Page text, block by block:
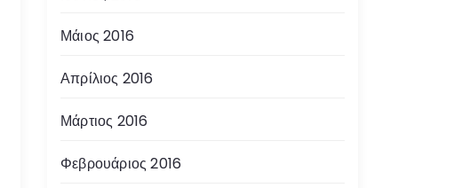
Μάιος 2016
Απρίλιος 2016
Μάρτιος 2016
Φεβρουάριος 2016